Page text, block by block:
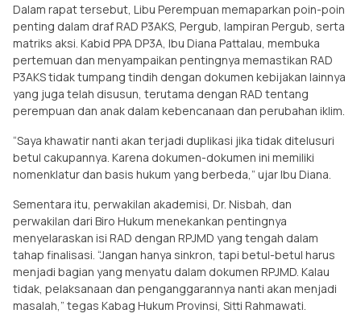
Dalam rapat tersebut, Libu Perempuan memaparkan poin-poin
penting dalam draf RAD P3AKS, Pergub, lampiran Pergub, serta
matriks aksi. Kabid PPA DP3A, Ibu Diana Pattalau, membuka
pertemuan dan menyampaikan pentingnya memastikan RAD
P3AKS tidak tumpang tindih dengan dokumen kebijakan lainnya
yang juga telah disusun, terutama dengan RAD tentang
perempuan dan anak dalam kebencanaan dan perubahan iklim.
“Saya khawatir nanti akan terjadi duplikasi jika tidak ditelusuri
betul cakupannya. Karena dokumen-dokumen ini memiliki
nomenklatur dan basis hukum yang berbeda,” ujar Ibu Diana.
Sementara itu, perwakilan akademisi, Dr. Nisbah, dan
perwakilan dari Biro Hukum menekankan pentingnya
menyelaraskan isi RAD dengan RPJMD yang tengah dalam
tahap finalisasi. “Jangan hanya sinkron, tapi betul-betul harus
menjadi bagian yang menyatu dalam dokumen RPJMD. Kalau
tidak, pelaksanaan dan penganggarannya nanti akan menjadi
masalah,” tegas Kabag Hukum Provinsi, Sitti Rahmawati.